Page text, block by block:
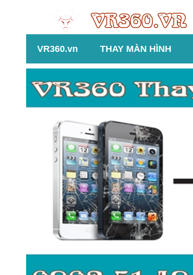
VR360.vn THAY MÀN HÌNH